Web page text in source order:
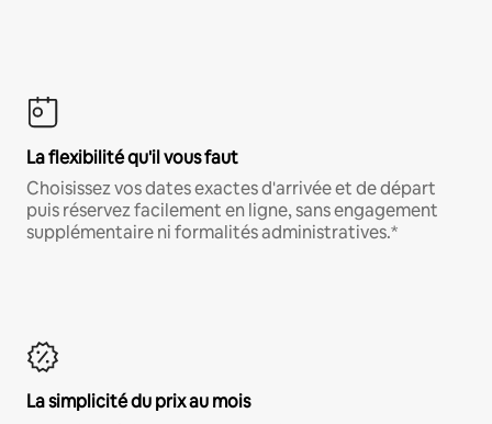
La flexibilité qu'il vous faut
Choisissez vos dates exactes d'arrivée et de départ
puis réservez facilement en ligne, sans engagement
supplémentaire ni formalités administratives.*
La simplicité du prix au mois